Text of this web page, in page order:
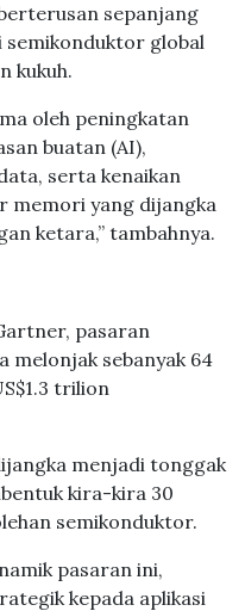
sepanjang
semikonduktor global
kukuh.
oleh peningkatan
buatan (AI),
serta kenaikan
memori yang dijangka
ketara,” tambahnya.
pasaran
melonjak sebanyak 64
trilion
menjadi tonggak
kira-kira 30
semikonduktor.
pasaran ini,
kepada aplikasi